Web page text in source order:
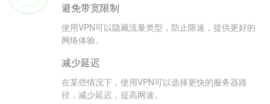
避免带宽限制
使用VPN可以隐藏流量类型，防止限速，提供更好的
网络体验。
减少延迟
在某些情况下，使用VPN可以选择更快的服务器路
径，减少延迟，提高网速。